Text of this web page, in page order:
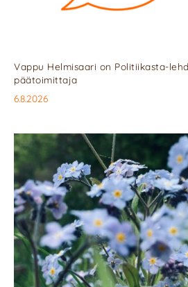
Vappu Helmisaari on Politiikasta-
päätoimittaja
6.8.2026